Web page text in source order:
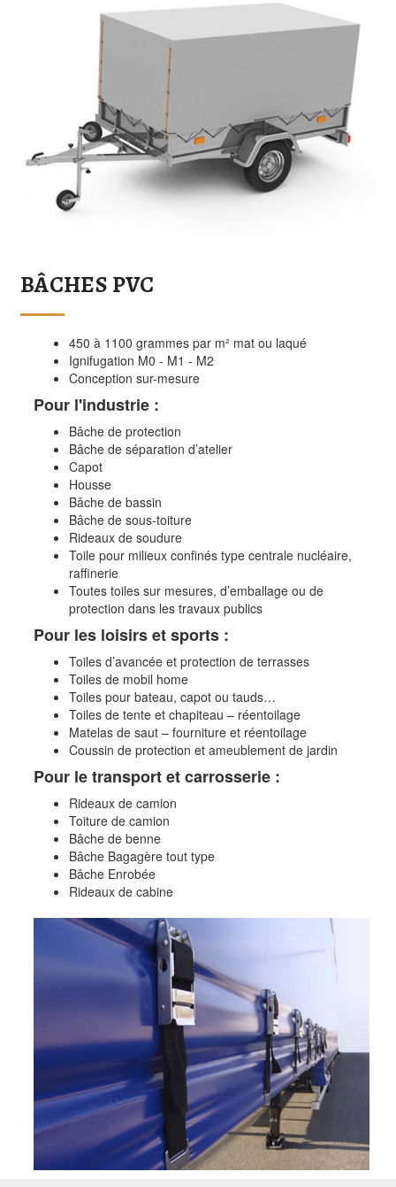
BÂCHES PVC
450 à 1100 grammes par m² mat ou laqué
Ignifugation M0 - M1 - M2
Conception sur-mesure
Pour l'industrie :
Bâche de protection
Bâche de séparation d’atelier
Capot
Housse
Bâche de bassin
Bâche de sous-toiture
Rideaux de soudure
Toile pour milieux confinés type centrale nucléaire,
raffinerie
Toutes toiles sur mesures, d’emballage ou de
protection dans les travaux publics
Pour les loisirs et sports :
Toiles d’avancée et protection de terrasses
Toiles de mobil home
Toiles pour bateau, capot ou tauds…
Toiles de tente et chapiteau – réentoilage
Matelas de saut – fourniture et réentoilage
Coussin de protection et ameublement de jardin
Pour le transport et carrosserie :
Rideaux de camion
Toiture de camion
Bâche de benne
Bâche Bagagère tout type
Bâche Enrobée
Rideaux de cabine